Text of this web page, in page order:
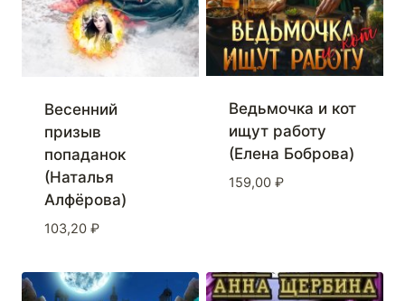
Весенний
призыв
попаданок
(Наталья
Алфёрова)
103,20 ₽
Ведьмочка и кот
ищут работу
(Елена Боброва)
159,00 ₽